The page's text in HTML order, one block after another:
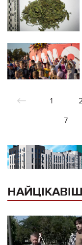
1
7